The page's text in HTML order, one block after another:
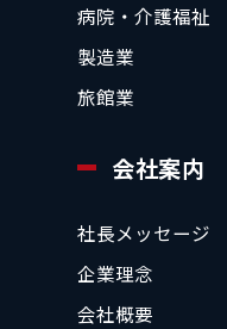
病院・介護福祉
製造業
旅館業
会社案内
社長メッセージ
企業理念
会社概要